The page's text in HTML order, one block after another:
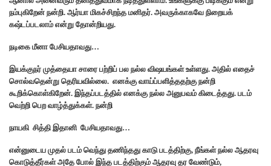
நம்புகிறேன் நன்றி. ஆர்யா மிகச்சிறந்த மனிதர். அவருக்காகவே நிறையக்
கஷ்டப்படலாம் என்று தோன்றியது.
நடிகை மீனா பேசியதாவது…
இயக்குநர் முத்தையா சாரை பற்றிப் பல நல்ல விஷயங்கள் உள்ளது. அதில் எதைச்
சொல்வதென்று தெரியவில்லை. எனக்கு வாய்ப்பளித்ததற்கு நன்றி
கூறிக்கொள்கிறேன். இந்தப்படத்தில் எனக்கு நல்ல அனுபவம் கிடைத்தது. படம்
வெற்றி பெற வாழ்த்துக்கள். நன்றி
நாயகி சித்தி இதானி பேசியதாவது…
என்னுடைய முதல் படம் வெந்து தணிந்தது காடு படத்திற்கு, நீங்கள் நல்ல ஆதரவு
கொடுத்தீர்கள் அதே போல் இந்த படத்திற்கும் ஆதரவு தர வேண்டும்,